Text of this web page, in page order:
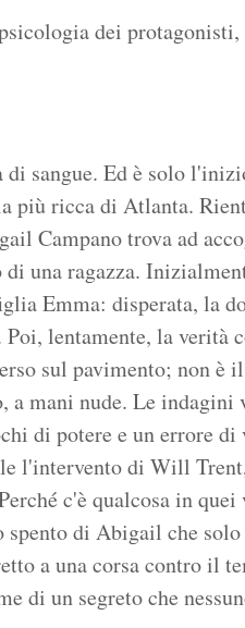
dei
sangue. Ed è solo
più ricca di Atlanta.
Campano trova ad
una ragazza.
Emma: disperata, la
lentamente, la verità
sul pavimento; non è
a mani nude. Le indagini
di potere e un errore di
l'intervento di Will
c'è qualcosa in
spento di Abigail che
a una corsa contro il
di un segreto che